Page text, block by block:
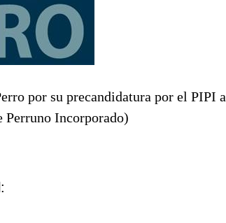
por su precandidatura por el PIPI a
Perruno Incorporado)